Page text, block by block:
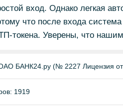
вход. Однако легкая
что после входа
токена. Уверены, что
БАНК24.ру (№ 2227 Лицензия
1919